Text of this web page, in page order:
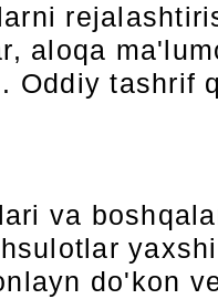
aloqa
Oddiy tashrif
va
do'kon